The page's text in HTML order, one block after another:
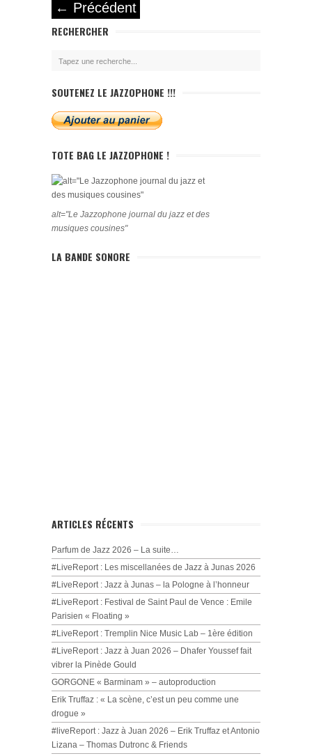
← Précédent
RECHERCHER
SOUTENEZ LE JAZZOPHONE !!!
TOTE BAG LE JAZZOPHONE !
alt="Le Jazzophone journal du jazz et des
musiques cousines"
LA BANDE SONORE
ARTICLES RÉCENTS
Parfum de Jazz 2026 – La suite…
#LiveReport : Les miscellanées de Jazz à Junas 2026
#LiveReport : Jazz à Junas – la Pologne à l’honneur
#LiveReport : Festival de Saint Paul de Vence : Emile
Parisien « Floating »
#LiveReport : Tremplin Nice Music Lab – 1ère édition
#LiveReport : Jazz à Juan 2026 – Dhafer Youssef fait
vibrer la Pinède Gould
GORGONE « Barminam » – autoproduction
Erik Truffaz : « La scène, c’est un peu comme une
drogue »
#liveReport : Jazz à Juan 2026 – Erik Truffaz et Antonio
Lizana – Thomas Dutronc & Friends